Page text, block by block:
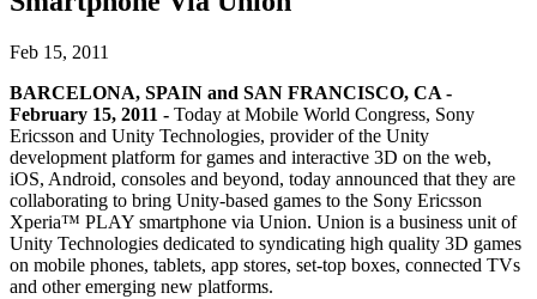
LiveOps
Expande
Adquisición de usuarios
Hazte descubrir y adquiere usuarios móviles
Compras dentro de la aplicación
Gestionar las IAP dentro de la aplicación en tiendas físicas y en el
canal directo al consumidor (D2C).
Venta minorista
Industria automotriz
Impulsar la innovación y las experiencias en el automóvil
Ver todas las industrias
Información útil
Historias de éxito en el mundo real
Guías de mejores prácticas
Consejos y trucos de expertos
Demostraciones
Demostraciones, muestras y bloques de construcción
Todos los recursos
Novedades
Únete a desarrolladores, creadores e insiders
Celebrando a los creadores de Unity en todo el mundo
Guías prácticas
Educación
Para estudiantes
Impulsa tu carrera
Para docentes
Potencia tu enseñanza
Licencia gratuita para fines educativos
Feb 15, 2011
BARCELONA, SPAIN and SAN FRANCISCO, CA -
February 15, 2011 - Today at Mobile World Congress, Sony
Ericsson and Unity Technologies, provider of the Unity
development platform for games and interactive 3D on the web,
iOS, Android, consoles and beyond, today announced that they are
collaborating to bring Unity-based games to the Sony Ericsson
Xperia™ PLAY smartphone via Union. Union is a business unit of
Unity Technologies dedicated to syndicating high quality 3D games
on mobile phones, tablets, app stores, set-top boxes, connected TVs
and other emerging new platforms.